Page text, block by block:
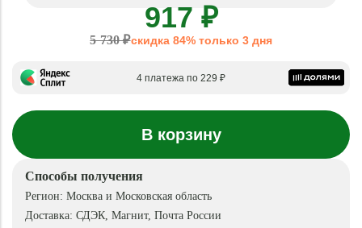
917 ₽
5 730 ₽скидка 84% только 3 дня
4 платежа по 229 ₽
В корзину
Способы получения
Регион: Москва и Московская область
Доставка: СДЭК, Магнит, Почта России